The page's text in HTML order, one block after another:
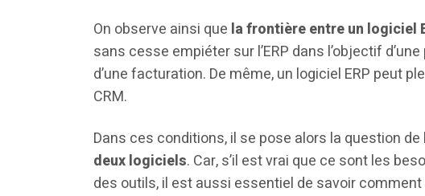
On observe ainsi que la frontière entre un logiciel
sans cesse empiéter sur l’ERP dans l’objectif
d’une facturation. De même, un logiciel ERP peut
CRM.
Dans ces conditions, il se pose alors la question de
deux logiciels. Car, s’il est vrai que ce sont les
des outils, il est aussi essentiel de savoir